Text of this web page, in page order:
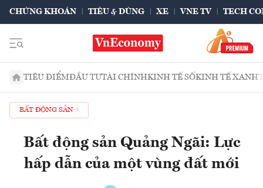
CHỨNG KHOÁN TIÊU & DÙNG XE VNE TV TECH
TIÊU ĐIỂMĐẦU TƯTÀI CHÍNHKINH TẾ SỐKINH TẾ XANH
BẤT ĐỘNG SẢN
Bất động sản Quảng Ngãi: Lực
hấp dẫn của một vùng đất mới